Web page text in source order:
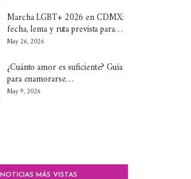
Marcha LGBT+ 2026 en CDMX:
fecha, lema y ruta prevista para…
May 26, 2026
¿Cuánto amor es suficiente? Guía
para enamorarse…
May 9, 2026
NOTICIAS MÁS VISTAS